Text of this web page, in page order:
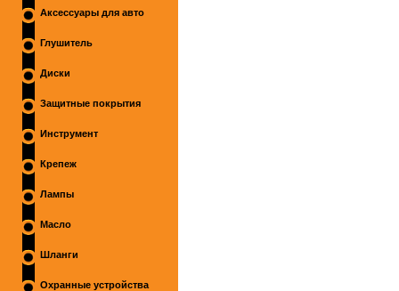
Аксессуары для авто
Глушитель
Диски
Защитные покрытия
Инструмент
Крепеж
Лампы
Масло
Шланги
Охранные устройства